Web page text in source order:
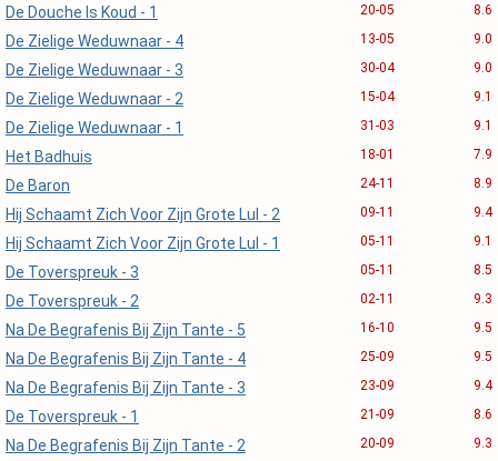
De Douche Is Koud - 1 20-05 8.6
De Zielige Weduwnaar - 4 13-05 9.0
De Zielige Weduwnaar - 3 30-04 9.0
De Zielige Weduwnaar - 2 15-04 9.1
De Zielige Weduwnaar - 1 31-03 9.1
Het Badhuis 18-01 7.9
De Baron 24-11 8.9
Hij Schaamt Zich Voor Zijn Grote Lul - 2 09-11 9.4
Hij Schaamt Zich Voor Zijn Grote Lul - 1 05-11 9.1
De Toverspreuk - 3 05-11 8.5
De Toverspreuk - 2 02-11 9.3
Na De Begrafenis Bij Zijn Tante - 5 16-10 9.5
Na De Begrafenis Bij Zijn Tante - 4 25-09 9.5
Na De Begrafenis Bij Zijn Tante - 3 23-09 9.4
De Toverspreuk - 1 21-09 8.6
Na De Begrafenis Bij Zijn Tante - 2 20-09 9.3